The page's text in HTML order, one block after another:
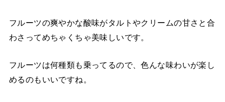
フルーツの爽やかな酸味がタルトやクリームの甘さと合
わさってめちゃくちゃ美味しいです。
フルーツは何種類も乗ってるので、色んな味わいが楽し
めるのもいいですね。